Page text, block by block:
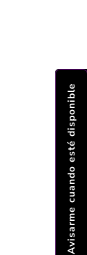
Avisarme cuando esté disponible